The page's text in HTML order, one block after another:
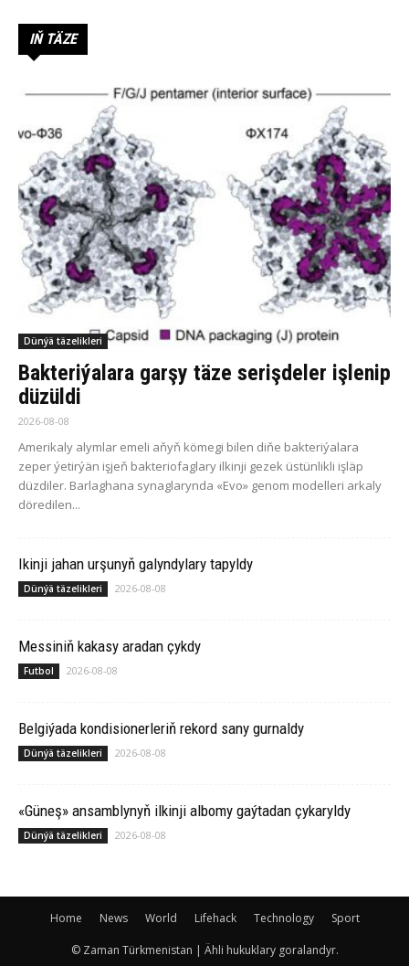
IŇ TÄZE
Dünýä täzelikleri
Bakteriýalara garşy täze serişdeler işlenip
düzüldi
2026-08-08
Amerikaly alymlar emeli aňyň kömegi bilen diňe bakteriýalara
zeper ýetirýän işjeň bakteriofaglary ilkinji gezek üstünlikli işläp
düzdiler. Barlaghana synaglarynda «Evo» genom modelleri arkaly
döredilen...
Ikinji jahan urşunyň galyndylary tapyldy
Dünýä täzelikleri 2026-08-08
Messiniň kakasy aradan çykdy
Futbol 2026-08-08
Belgiýada kondisionerleriň rekord sany gurnaldy
Dünýä täzelikleri 2026-08-08
«Güneş» ansamblynyň ilkinji albomy gaýtadan çykaryldy
Dünýä täzelikleri 2026-08-08
Home News World Lifehack Technology Sport
© Zaman Türkmenistan | Ähli hukuklary goralandyr.